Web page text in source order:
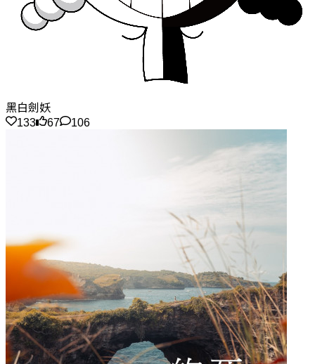
黑白劍妖
133
67 106